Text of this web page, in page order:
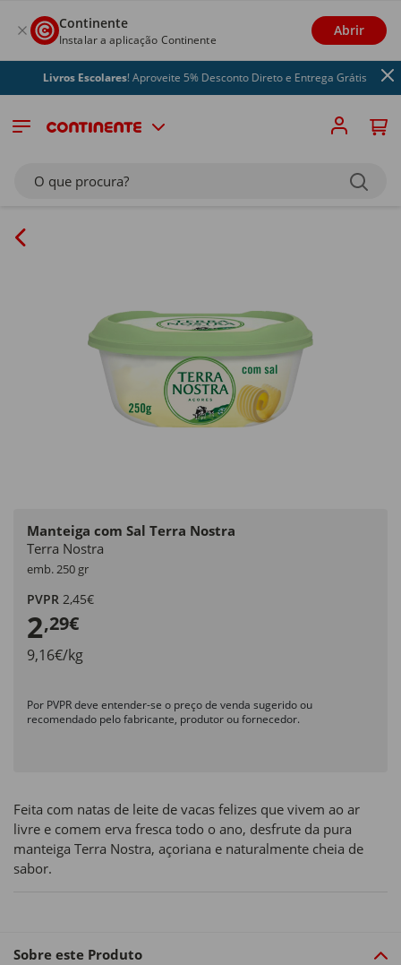
Continente
Instalar a aplicação Continente
Abrir
Livros Escolares! Aproveite 5% Desconto Direto e Entrega Grátis
O que procura?
Manteiga com Sal Terra Nostra
Terra Nostra
emb. 250 gr
PVPR 2,45€
2,29€
9,16€/kg
Por PVPR deve entender-se o preço de venda sugerido ou
recomendado pelo fabricante, produtor ou fornecedor.
Feita com natas de leite de vacas felizes que vivem ao ar
livre e comem erva fresca todo o ano, desfrute da pura
manteiga Terra Nostra, açoriana e naturalmente cheia de
sabor.
Sobre este Produto